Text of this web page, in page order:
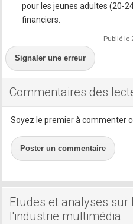
pour les jeunes adultes (20-
financiers.
Publié le
Signaler une erreur
Commentaires des
Soyez le premier à commenter
Poster un commentaire
Etudes et analyses sur
l'industrie multimédia